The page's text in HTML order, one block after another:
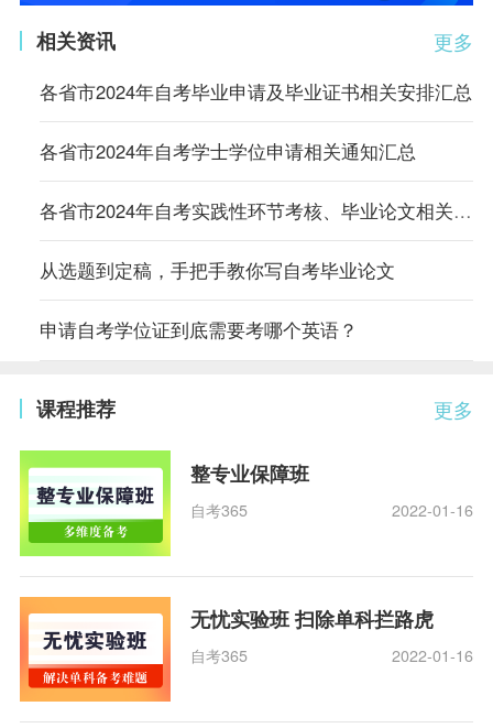
更多
相关资讯
各省市2024年自考毕业申请及毕业证书相关安排汇总
各省市2024年自考学士学位申请相关通知汇总
各省市2024年自考实践性环节考核、毕业论文相关通知汇总
从选题到定稿，手把手教你写自考毕业论文
申请自考学位证到底需要考哪个英语？
更多
课程推荐
整专业保障班
自考365 2022-01-16
无忧实验班 扫除单科拦路虎
自考365 2022-01-16